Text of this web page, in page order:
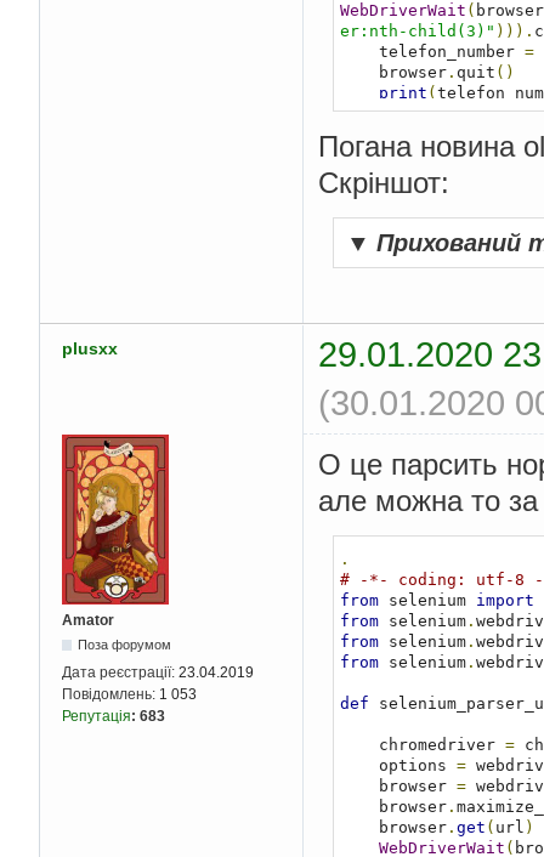
WebDriverWait ( browser
er:nth-child(3)" ))).
    telefon_number
=
    browser
. quit ()
print (
Погана новина
Скріншот:
▼ Прихований
plusxx
29.01.2020
(30.01.2020
Amator
Поза форумом
Дата реєстрації: 23.04.2019
Повідомлень: 1 053
Репутація: 683
О це парсить
але можна то за
.
# -*- coding: utf-8
from selenium import
from selenium.
from selenium.
from selenium.
def
    chromedriver
=
    options
=
    browser
=
    browser
.
    browser
. get ( url )
WebDriverWait (